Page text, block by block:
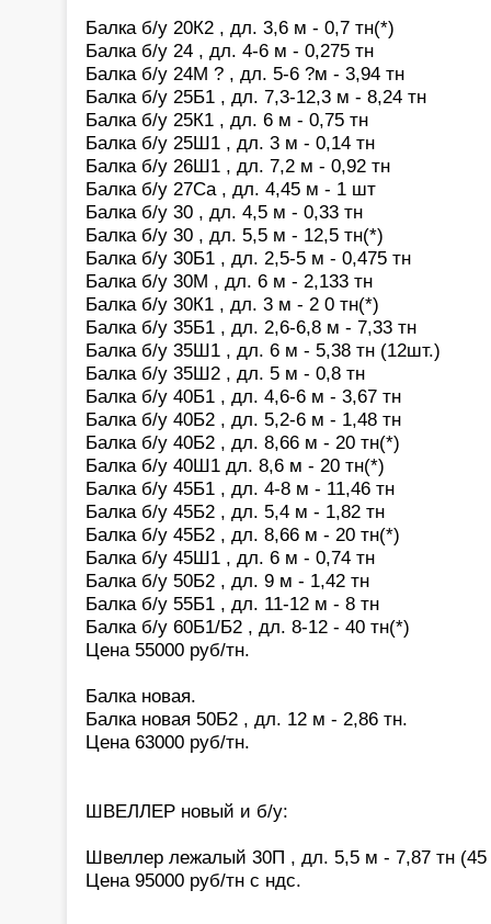
Балка б/у 20К2 , дл. 3,6 м - 0,7 тн(*)
Балка б/у 24 , дл. 4-6 м - 0,275 тн
Балка б/у 24М ? , дл. 5-6 ?м - 3,94 тн
Балка б/у 25Б1 , дл. 7,3-12,3 м - 8,24 тн
Балка б/у 25К1 , дл. 6 м - 0,75 тн
Балка б/у 25Ш1 , дл. 3 м - 0,14 тн
Балка б/у 26Ш1 , дл. 7,2 м - 0,92 тн
Балка б/у 27Са , дл. 4,45 м - 1 шт
Балка б/у 30 , дл. 4,5 м - 0,33 тн
Балка б/у 30 , дл. 5,5 м - 12,5 тн(*)
Балка б/у 30Б1 , дл. 2,5-5 м - 0,475 тн
Балка б/у 30М , дл. 6 м - 2,133 тн
Балка б/у 30К1 , дл. 3 м - 2 0 тн(*)
Балка б/у 35Б1 , дл. 2,6-6,8 м - 7,33 тн
Балка б/у 35Ш1 , дл. 6 м - 5,38 тн (12шт.)
Балка б/у 35Ш2 , дл. 5 м - 0,8 тн
Балка б/у 40Б1 , дл. 4,6-6 м - 3,67 тн
Балка б/у 40Б2 , дл. 5,2-6 м - 1,48 тн
Балка б/у 40Б2 , дл. 8,66 м - 20 тн(*)
Балка б/у 40Ш1 дл. 8,6 м - 20 тн(*)
Балка б/у 45Б1 , дл. 4-8 м - 11,46 тн
Балка б/у 45Б2 , дл. 5,4 м - 1,82 тн
Балка б/у 45Б2 , дл. 8,66 м - 20 тн(*)
Балка б/у 45Ш1 , дл. 6 м - 0,74 тн
Балка б/у 50Б2 , дл. 9 м - 1,42 тн
Балка б/у 55Б1 , дл. 11-12 м - 8 тн
Балка б/у 60Б1/Б2 , дл. 8-12 - 40 тн(*)
Цена 55000 руб/тн.
Балка новая.
Балка новая 50Б2 , дл. 12 м - 2,86 тн.
Цена 63000 руб/тн.
ШВЕЛЛЕР новый и б/у:
Швеллер лежалый 30П , дл. 5,5 м - 7,87 тн
Цена 95000 руб/тн с ндс.